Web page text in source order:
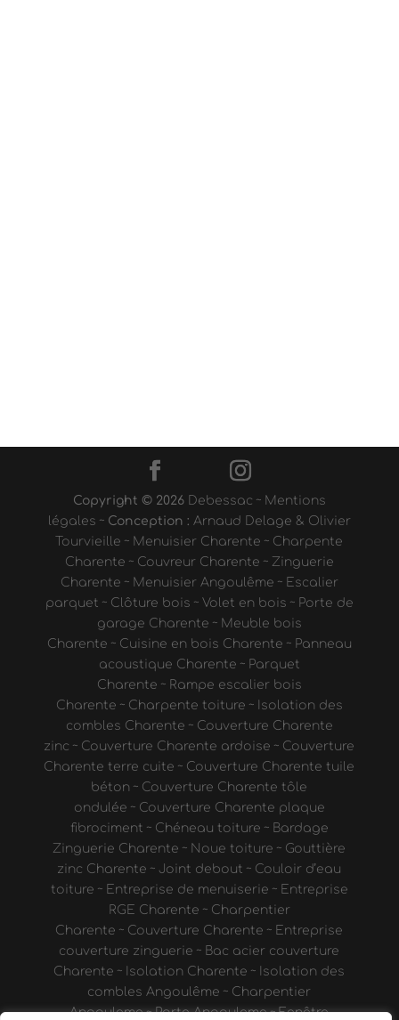
Copyright © 2026 Debessac ~ Mentions
légales ~ Conception : Arnaud Delage & Olivier
Tourvieille ~ Menuisier Charente ~ Charpente
Charente ~ Couvreur Charente ~ Zinguerie
Charente ~ Menuisier Angoulême ~ Escalier
parquet ~ Clôture bois ~ Volet en bois ~ Porte de
garage Charente ~ Meuble bois
Charente ~ Cuisine en bois Charente ~ Panneau
acoustique Charente ~ Parquet
Charente ~ Rampe escalier bois
Charente ~ Charpente toiture ~ Isolation des
combles Charente ~ Couverture Charente
zinc ~ Couverture Charente ardoise ~ Couverture
Charente terre cuite ~ Couverture Charente tuile
béton ~ Couverture Charente tôle
ondulée ~ Couverture Charente plaque
fibrociment ~ Chéneau toiture ~ Bardage
Zinguerie Charente ~ Noue toiture ~ Gouttière
zinc Charente ~ Joint debout ~ Couloir d’eau
toiture ~ Entreprise de menuiserie ~ Entreprise
RGE Charente ~ Charpentier
Charente ~ Couverture Charente ~ Entreprise
couverture zinguerie ~ Bac acier couverture
Charente ~ Isolation Charente ~ Isolation des
combles Angoulême ~ Charpentier
Angouleme ~ Porte Angouleme ~ Fenêtre